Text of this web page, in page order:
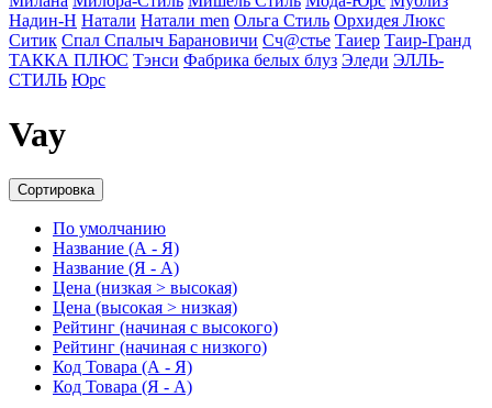
Надин-Н Натали Натали men Ольга Стиль Орхидея Люкс
Ситик Спал Спалыч Барановичи Сч@стье Таиер Таир-Гранд
ТАККА ПЛЮС Тэнси Фабрика белых блуз Эледи ЭЛЛЬ-
СТИЛЬ Юрс
Vay
Сортировка
По умолчанию
Название (А - Я)
Название (Я - А)
Цена (низкая > высокая)
Цена (высокая > низкая)
Рейтинг (начиная с высокого)
Рейтинг (начиная с низкого)
Код Товара (А - Я)
Код Товара (Я - А)